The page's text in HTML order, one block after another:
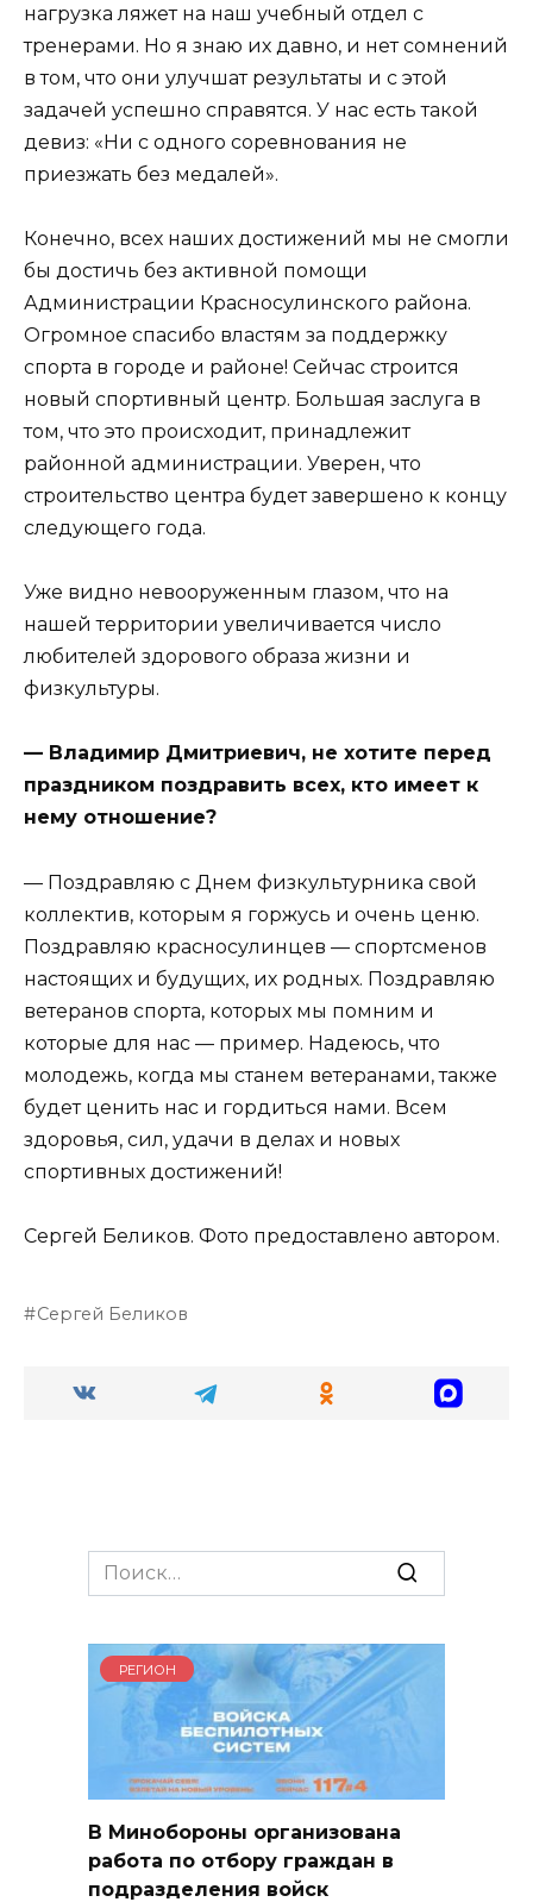
нагрузка ляжет на наш учебный отдел с
тренерами. Но я знаю их давно, и нет сомнений
в том, что они улучшат результаты и с этой
задачей успешно справятся. У нас есть такой
девиз: «Ни с одного соревнования не
приезжать без медалей».
Конечно, всех наших достижений мы не смогли
бы достичь без активной помощи
Администрации Красносулинского района.
Огромное спасибо властям за поддержку
спорта в городе и районе! Сейчас строится
новый спортивный центр. Большая заслуга в
том, что это происходит, принадлежит
районной администрации. Уверен, что
строительство центра будет завершено к концу
следующего года.
Уже видно невооруженным глазом, что на
нашей территории увеличивается число
любителей здорового образа жизни и
физкультуры.
— Владимир Дмитриевич, не хотите перед
праздником поздравить всех, кто имеет к
нему отношение?
— Поздравляю с Днем физкультурника свой
коллектив, которым я горжусь и очень ценю.
Поздравляю красносулинцев — спортсменов
настоящих и будущих, их родных. Поздравляю
ветеранов спорта, которых мы помним и
которые для нас — пример. Надеюсь, что
молодежь, когда мы станем ветеранами, также
будет ценить нас и гордиться нами. Всем
здоровья, сил, удачи в делах и новых
спортивных достижений!
Сергей Беликов. Фото предоставлено автором.
Сергей Беликов
Search
for:
РЕГИОН
В Минобороны организована
работа по отбору граждан в
подразделения войск